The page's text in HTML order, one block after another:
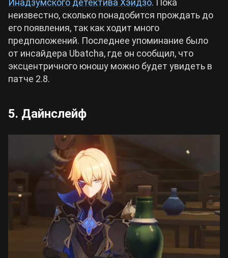
Инадзумского детектива Хэйдзо. Пока
неизвестно, сколько понадобится прождать до
его появления, так как ходит много
предположений. Последнее упоминание было
от инсайдера Ubatcha, где он сообщил, что
эксцентричного юношу можно будет увидеть в
патче 2.8.
5. Дайнслейф